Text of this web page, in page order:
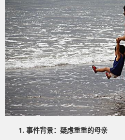
1. 事件背景：疑虑重重的母亲